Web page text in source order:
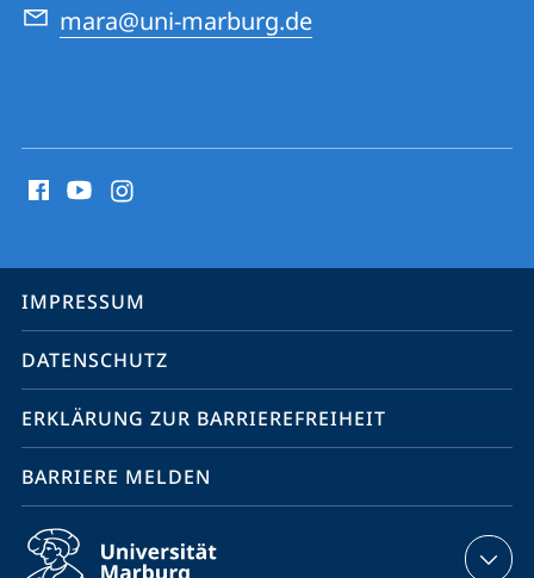
mara@uni-marburg.de
Media
Service-
Navigation
IMPRESSUM
DATENSCHUTZ
ERKLÄRUNG ZUR BARRIEREFREIHEIT
BARRIERE MELDEN